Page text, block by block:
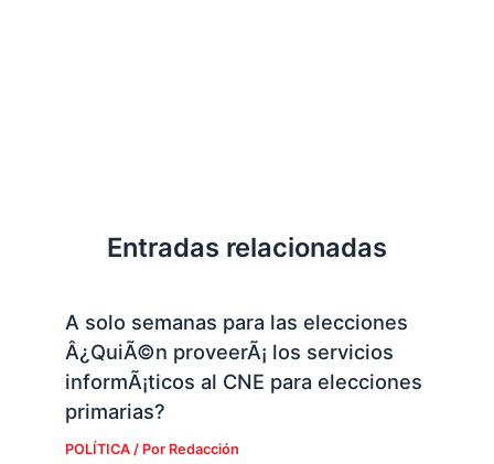
Entradas relacionadas
A solo semanas para las elecciones
Â¿QuiÃ©n proveerÃ¡ los servicios
informÃ¡ticos al CNE para elecciones
primarias?
POLÍTICA/ Por Redacción